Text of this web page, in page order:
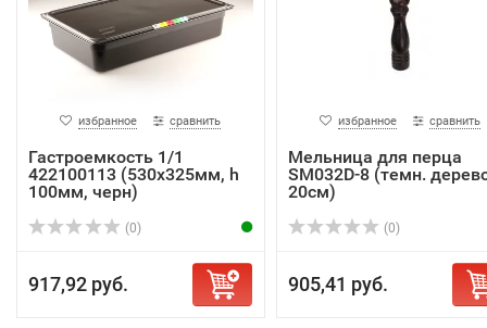
избранное сравнить
Гастроемкость 1/1
422100113 (530x325мм, h
100мм, черн)
(0)
917,92 руб.
избранное сравнить
Мельница для перца
SM032D-8 (темн.
20см)
(0)
905,41 руб.